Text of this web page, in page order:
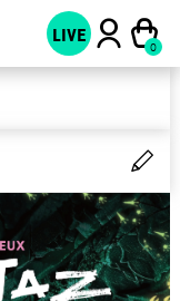
LIVE